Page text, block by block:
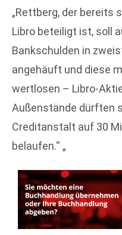
„Rettberg, der bereits
Libro beteiligt ist, soll
Bankschulden in
angehäuft und diese
wertlosen – Libro-
Außenstände dürften
Creditanstalt auf 30
belaufen.“ „